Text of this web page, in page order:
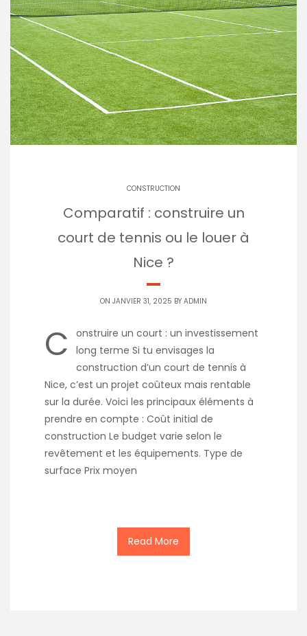
CONSTRUCTION
Comparatif : construire un
court de tennis ou le louer à
Nice ?
ON JANVIER 31, 2025 BY ADMIN
C
onstruire un court : un investissement
long terme Si tu envisages la
construction d’un court de tennis à
Nice, c’est un projet coûteux mais rentable
sur la durée. Voici les principaux éléments à
prendre en compte : Coût initial de
construction Le budget varie selon le
revêtement et les équipements. Type de
surface Prix moyen
Read More